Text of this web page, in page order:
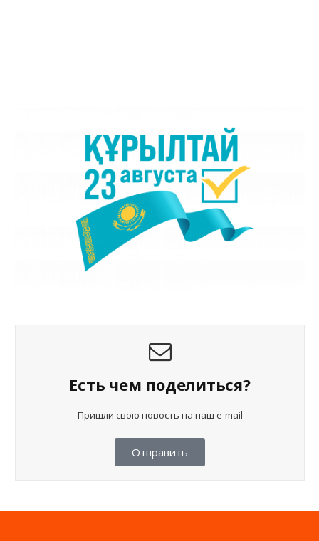
Есть чем поделиться?
Пришли свою новость на наш e-mail
Отправить